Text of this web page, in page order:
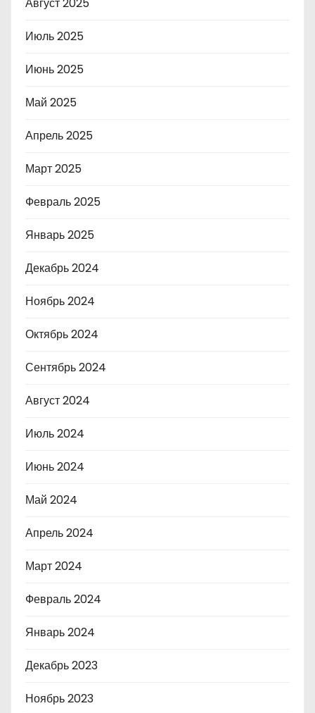
Август 2025
Июль 2025
Июнь 2025
Май 2025
Апрель 2025
Март 2025
Февраль 2025
Январь 2025
Декабрь 2024
Ноябрь 2024
Октябрь 2024
Сентябрь 2024
Август 2024
Июль 2024
Июнь 2024
Май 2024
Апрель 2024
Март 2024
Февраль 2024
Январь 2024
Декабрь 2023
Ноябрь 2023